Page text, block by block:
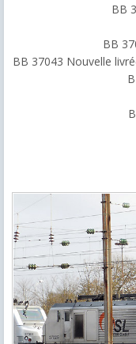
BB
BB
BB 37043 Nouvelle